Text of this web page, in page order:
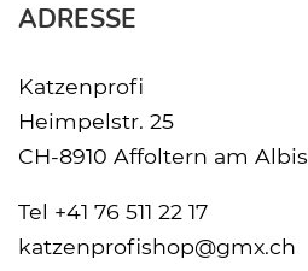
ADRESSE
Katzenprofi
Heimpelstr. 25
CH-8910 Affoltern am Albis
Tel +41 76 511 22 17
katzenprofishop@gmx.ch